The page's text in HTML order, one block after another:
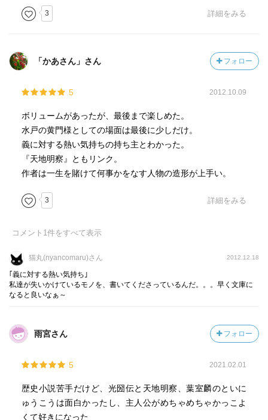
この最初のシーンで出てくる名前もまた衝撃的で、いつ現
れるのか、現れたらなぜこの人間が、と謎はずっと残る。
心優しい兄頼重、よき同朋読耕斎に、正室泰姫とその侍女
左近など、登場人物たちはとても魅力的だ。ちなみにかの
った安井算哲も登場する。
だが、歴史上の人物である以上、その生死は不条理であ
る。
光圀の交遊関係の広さでは自ずと親しい人々を沢山見送ら
なければならず、その場面は毎回苦しい気持ちになった。
そのせいか為景との邂逅のシーンは輝くように幸せに感じ
光國と為景の互いの尊敬する気持ちの和やかさに癒され、
近すぎる為景を窘めてあげる読耕斎のつっこみに笑った。
場面に於ける光國の寂しさを強く感じる。『光圀伝』最大
の輝きを放った光圀の灯が消えた時も、たくさんの人がそ
ところで伯叔の兄弟が、伯父・叔父の語源なんだろうと気
は、なんだかむしょうに切ない気持ちになった。
3 詳細をみる
「かあさん」さん フォロー
5 2012.10.09
ボリュームがあったが、最後まで楽しめた。
水戸の黄門様としての場面は最後に少しだけ。
義に対する熱い気持ちの持ち主とわかった。
『天地明察』ともリンク。
作者は一生を賭けて何事かをなす人物の造形が上手い。
3 詳細をみる
コメント 1件をすべて表示
猫丸(nyancomaru)さん 2012.12.18
｢義に対する熱い気持ち｣
私達が失いかけているモノを、書いてくださっているんだ。。。早く文庫に
なると良いなぁ～
雨宮さん フォロー
5 2021.02.01
歴史小説苦手だけど、光圀伝と天地明察、葉室麟のといに
ゅうこうは面白かったし、主人公がめちゃめちゃかっこよ
くて好きになった